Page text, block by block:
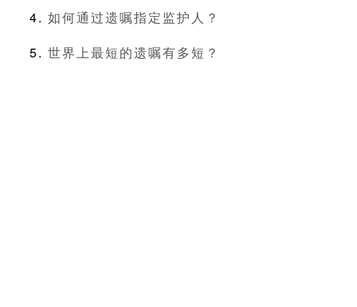
如何通过遗嘱指定监护人？
世界上最短的遗嘱有多短？